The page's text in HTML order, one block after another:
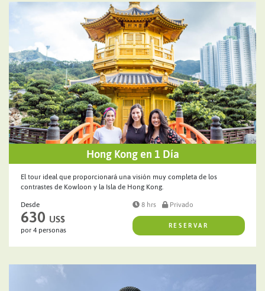
Hong Kong en 1 Día
El tour ideal que proporcionará una visión muy completa de los
contrastes de Kowloon y la Isla de Hong Kong.
Desde
630 US$
por 4 personas
8 hrs Privado
RESERVAR